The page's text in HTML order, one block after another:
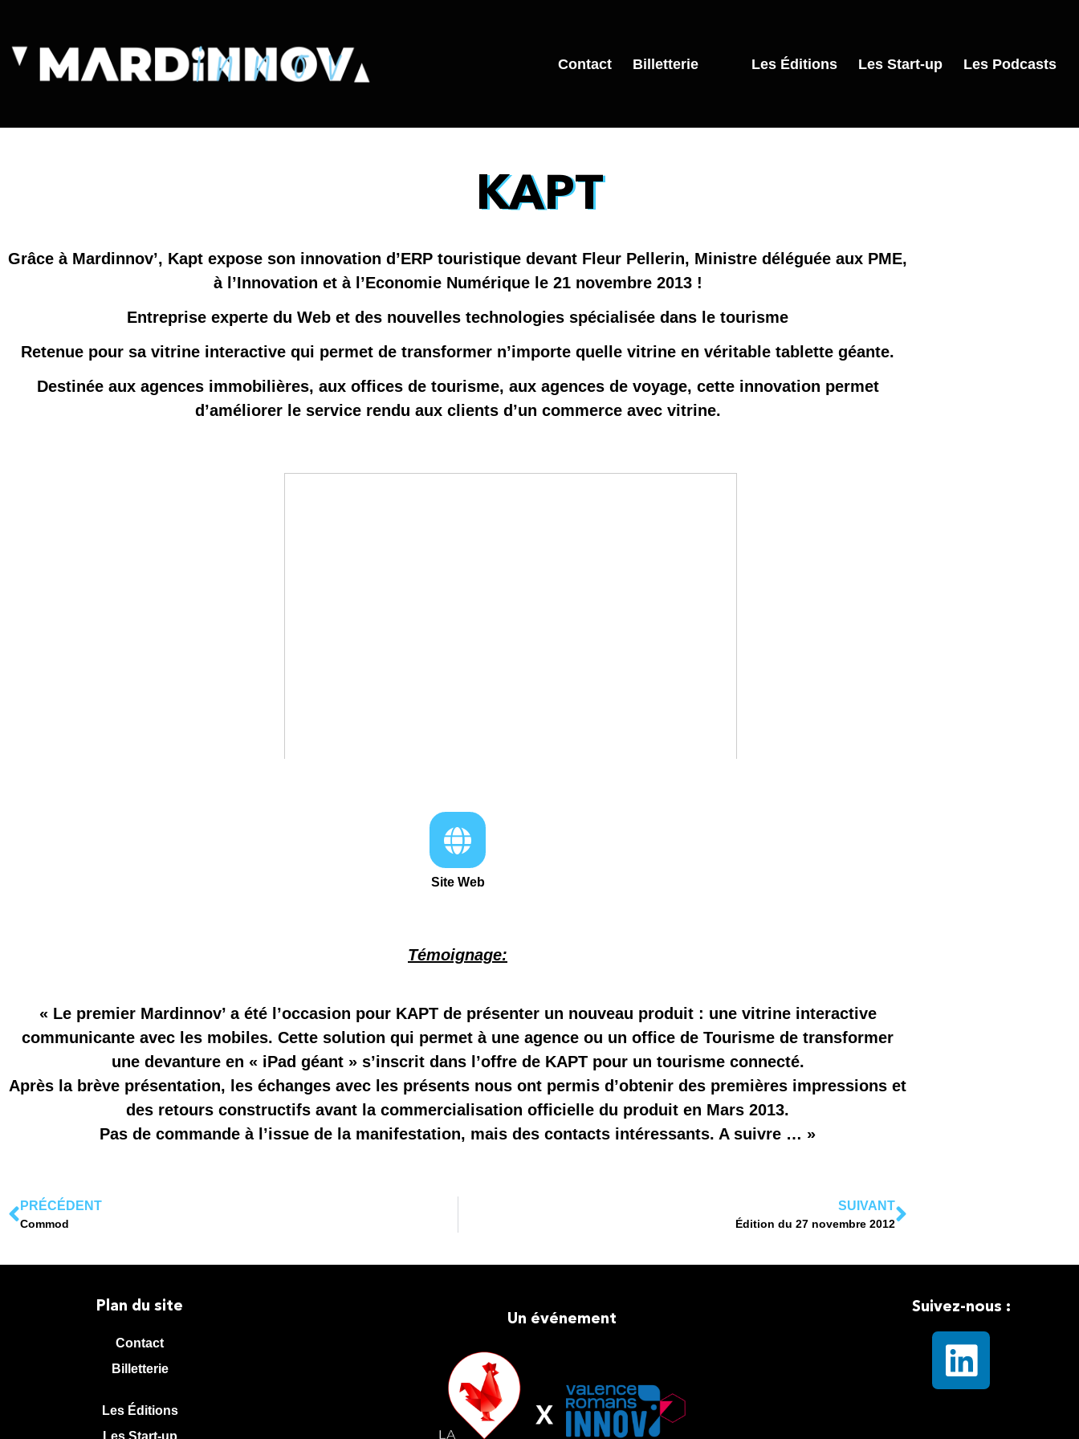
Contact Billetterie Les Éditions Les Start-up Les Podcasts
KAPT
Grâce à Mardinnov’, Kapt expose son innovation d’ERP touristique devant Fleur Pellerin, Ministre déléguée aux PME,
à l’Innovation et à l’Economie Numérique le 21 novembre 2013 !
Entreprise experte du Web et des nouvelles technologies spécialisée dans le tourisme
Retenue pour sa vitrine interactive qui permet de transformer n’importe quelle vitrine en véritable tablette géante.
Destinée aux agences immobilières, aux offices de tourisme, aux agences de voyage, cette innovation permet
d’améliorer le service rendu aux clients d’un commerce avec vitrine.
Site Web
Témoignage:
« Le premier Mardinnov’ a été l’occasion pour KAPT de présenter un nouveau produit : une vitrine interactive
communicante avec les mobiles. Cette solution qui permet à une agence ou un office de Tourisme de transformer
une devanture en « iPad géant » s’inscrit dans l’offre de KAPT pour un tourisme connecté.
Après la brève présentation, les échanges avec les présents nous ont permis d’obtenir des premières impressions et
des retours constructifs avant la commercialisation officielle du produit en Mars 2013.
Pas de commande à l’issue de la manifestation, mais des contacts intéressants. A suivre … »
PRÉCÉDENT
Commod
SUIVANT
Édition du 27 novembre 2012
Plan du site
Contact
Billetterie
Les Éditions
Les Start-up
Un événement
Suivez-nous :